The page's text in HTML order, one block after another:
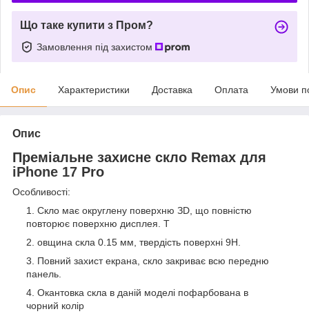
Що таке купити з Пром?
Замовлення під захистом
Опис Характеристики Доставка Оплата Умови
Опис
Преміальне захисне скло Remax для
iPhone 17 Pro
Особливості:
Скло має округлену поверхню ЗD, що повністю
повторює поверхню дисплея. Т
овщина скла 0.15 мм, твердість поверхні 9Н.
Повний захист екрана, скло закриває всю передню
панель.
Окантовка скла в даній моделі пофарбована в
чорний колір